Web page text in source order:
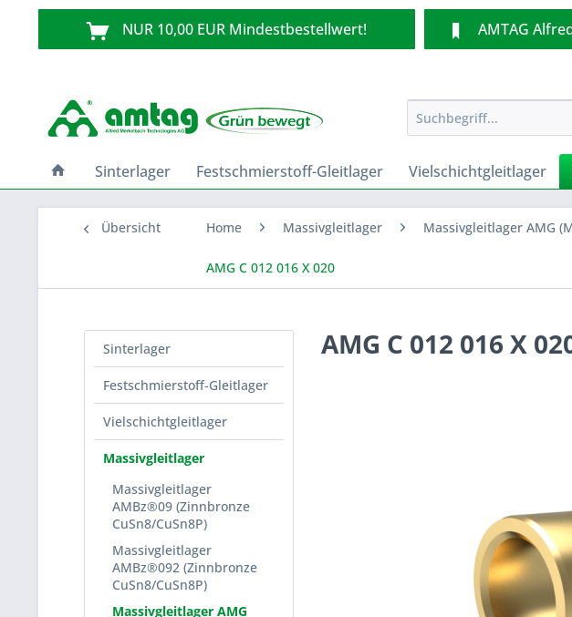
NUR 10,00 EUR Mindestbestellwert! AMTAG
Sinterlager Festschmierstoff-Gleitlager Vielschichtgleitlager
Übersicht Home Massivgleitlager Massivgleitlager AMG
AMG C 012 016 X 020
Sinterlager
Festschmierstoff-Gleitlager
Vielschichtgleitlager
Massivgleitlager
Massivgleitlager
AMBz®09 (Zinnbronze
CuSn8/CuSn8P)
Massivgleitlager
AMBz®092 (Zinnbronze
CuSn8/CuSn8P)
Massivgleitlager AMG
AMG C 012 016 X